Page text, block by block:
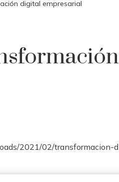
digital empresarial